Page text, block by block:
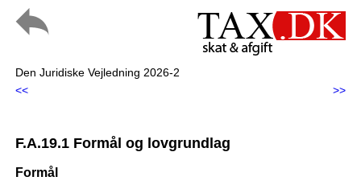
Den Juridiske Vejledning 2026-2
<<
>>
F.A.19.1 Formål og lovgrundlag
Formål